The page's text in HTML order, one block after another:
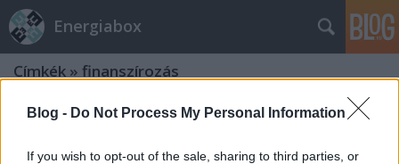
Blog - Do Not Process My Personal Information
If you wish to opt-out of the sale, sharing to third parties, or
Energiabox
Címkék » finanszírozás
Miért érdekes a finanszírozási
szerződés?